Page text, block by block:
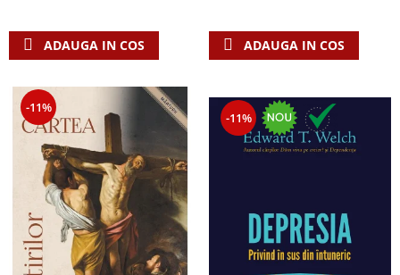
ADAUGA IN COS ADAUGA IN COS
-11%
-11%